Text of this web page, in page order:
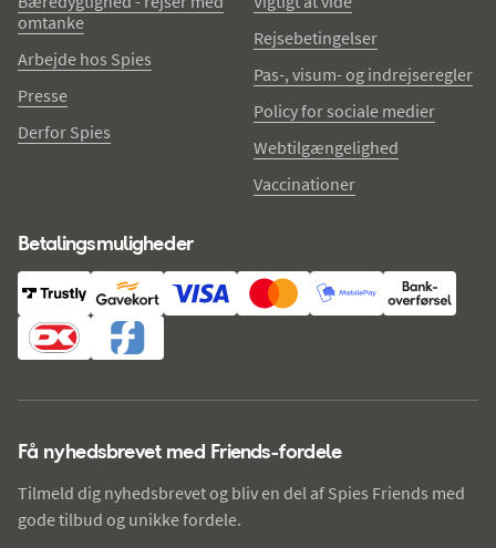
omtanke
Arbejde hos Spies
Presse
Derfor Spies
Rejsebetingelser
Pas-, visum- og indrejseregler
Policy for sociale medier
Webtilgængelighed
Vaccinationer
Betalingsmuligheder
Få nyhedsbrevet med Friends-fordele
Tilmeld dig nyhedsbrevet og bliv en del af Spies Friends med
gode tilbud og unikke fordele.